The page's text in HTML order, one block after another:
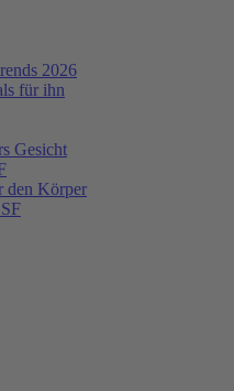
2026
für ihn
Gesicht
den Körper